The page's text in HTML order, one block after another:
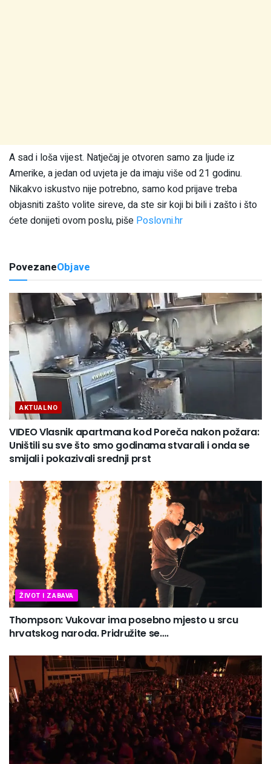
A sad i loša vijest. Natječaj je otvoren samo za ljude iz
Amerike, a jedan od uvjeta je da imaju više od 21 godinu.
Nikakvo iskustvo nije potrebno, samo kod prijave treba
objasniti zašto volite sireve, da ste sir koji bi bili i zašto i što
ćete donijeti ovom poslu, piše Poslovni.hr
PovezaneObjave
AKTUALNO
VIDEO Vlasnik apartmana kod Poreča nakon požara:
Uništili su sve što smo godinama stvarali i onda se
smijali i pokazivali srednji prst
ŽIVOT I ZABAVA
Thompson: Vukovar ima posebno mjesto u srcu
hrvatskog naroda. Pridružite se….